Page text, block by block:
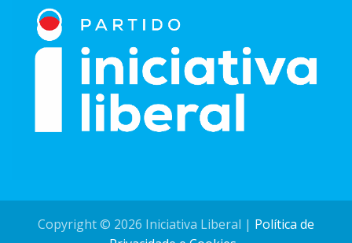
Copyright © 2026 Iniciativa Liberal | ​ Política de